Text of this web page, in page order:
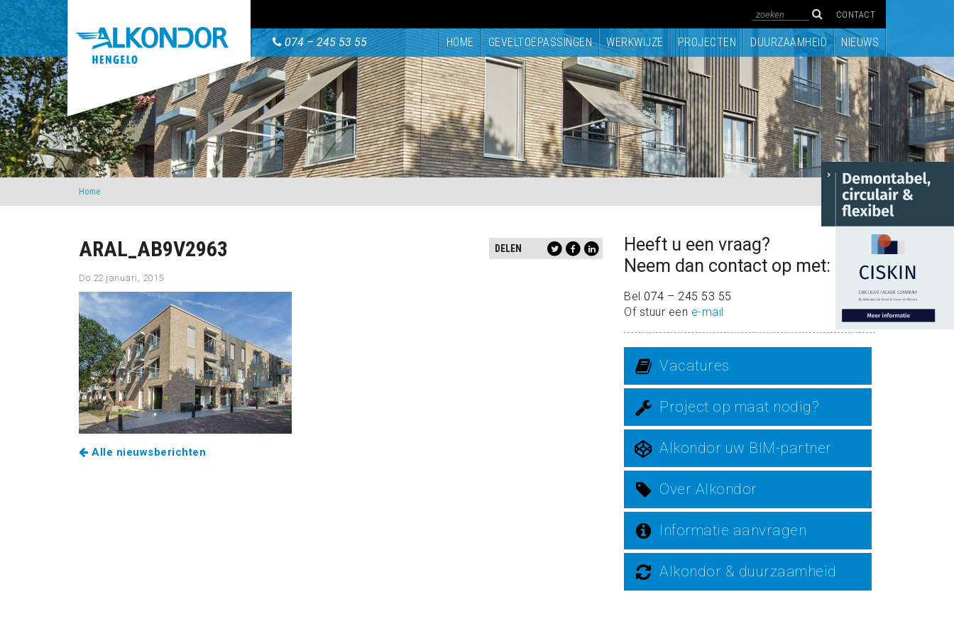
CONTACT
074 – 245 53 55 HOME GEVELTOEPASSINGEN WERKWIJZE PROJECTEN DUURZAAMHEID NIEUWS
Home
DELEN
ARAL_AB9V2963
Do 22 januari, 2015
Alle nieuwsberichten
Heeft u een vraag?
Neem dan contact op met:
Bel 074 – 245 53 55
Of stuur een e-mail
Vacatures
Project op maat nodig?
Alkondor uw BIM-partner
Over Alkondor
Informatie aanvragen
Alkondor & duurzaamheid